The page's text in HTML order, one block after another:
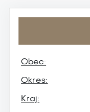
Obec:
Okres:
Kraj: